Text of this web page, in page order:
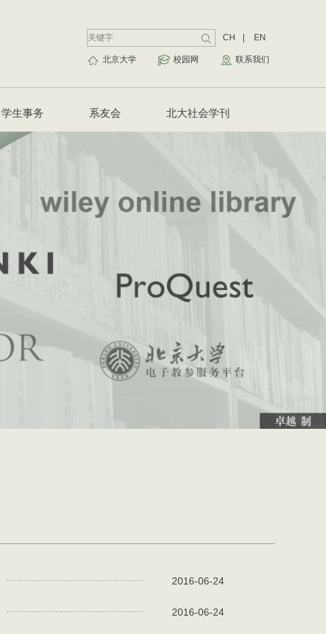
CH EN
北京大学 校园网 联系我们
学生事务 系友会 北大社会学刊
2016-06-24
2016-06-24